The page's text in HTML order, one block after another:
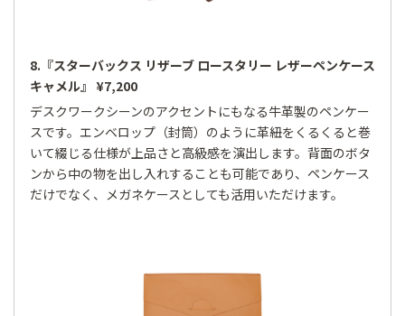
8.『スターバックス リザーブ ロースタリー レザーペンケース
キャメル』 ¥7,200
デスクワークシーンのアクセントにもなる牛革製のペンケー
スです。エンベロップ（封筒）のように革紐をくるくると巻
いて綴じる仕様が上品さと高級感を演出します。背面のボタ
ンから中の物を出し入れすることも可能であり、ペンケース
だけでなく、メガネケースとしても活用いただけます。